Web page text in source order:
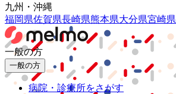
九州・沖縄
福岡県佐賀県長崎県熊本県大分県宮崎県
一般の方
一般の方
病院・診療所をさがす